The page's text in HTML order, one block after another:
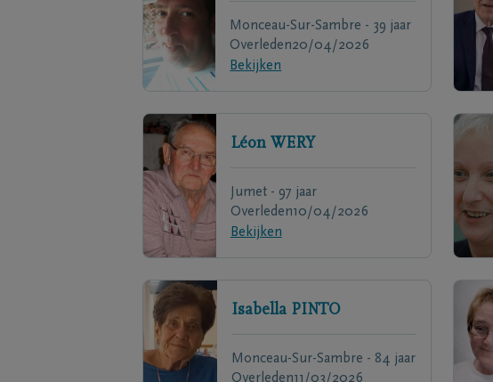
Monceau-Sur-Sambre - 39 jaar
Overleden20/04/2026
Bekijken
Léon WERY
Jumet - 97 jaar
Overleden10/04/2026
Bekijken
Isabella PINTO
Monceau-Sur-Sambre - 84 jaar
Overleden11/03/2026